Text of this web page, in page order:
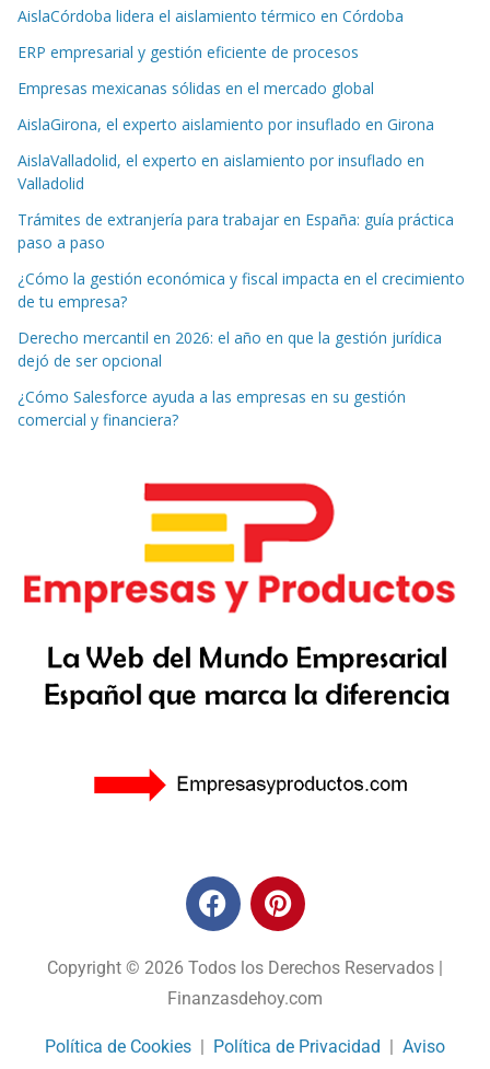
AislaCórdoba lidera el aislamiento térmico en Córdoba
ERP empresarial y gestión eficiente de procesos
Empresas mexicanas sólidas en el mercado global
AislaGirona, el experto aislamiento por insuflado en Girona
AislaValladolid, el experto en aislamiento por insuflado en
Valladolid
Trámites de extranjería para trabajar en España: guía práctica
paso a paso
¿Cómo la gestión económica y fiscal impacta en el crecimiento
de tu empresa?
Derecho mercantil en 2026: el año en que la gestión jurídica
dejó de ser opcional
¿Cómo Salesforce ayuda a las empresas en su gestión
comercial y financiera?
Copyright © 2026 Todos los Derechos Reservados |
Finanzasdehoy.com
Política de Cookies | Política de Privacidad | Aviso